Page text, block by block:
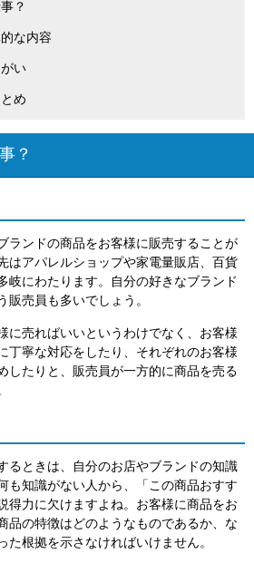
？
な内容
い
め
？
ランドの商品をお客様に販売することが
はアパレルショップや家電量販店、百貨
岐にわたります。自分の好きなブランド
販売員も多いでしょう。
に売ればいいというわけでなく、お客様
丁寧な対応をしたり、それぞれのお客様
したりと、販売員が一方的に商品を売る
るときは、自分のお店やブランドの知識
も知識がない人から、「この商品おすす
得力に欠けますよね。お客様に商品をお
品の特徴はどのようなものであるか、な
た根拠を示さなければいけません。